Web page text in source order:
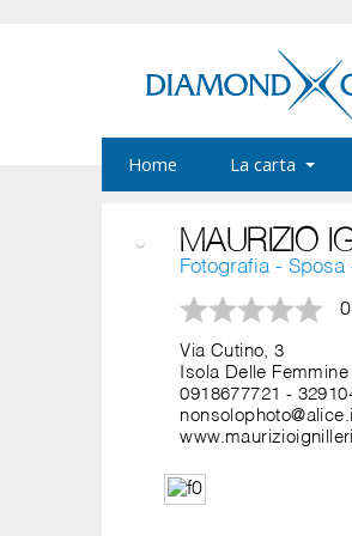
Home La carta
MAURIZIO
Fotografia - Sposa
Via Cutino, 3
Isola Delle Femmine
0918677721 -